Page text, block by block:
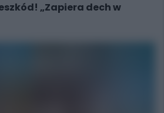
„Zapiera dech w